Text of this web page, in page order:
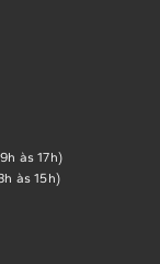
às 17h)
às 15h)